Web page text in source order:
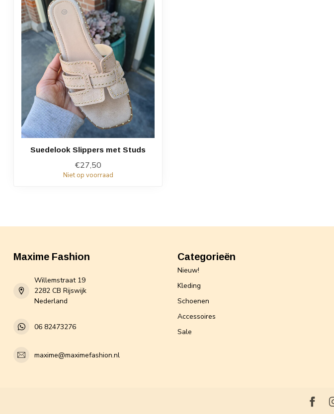
Suedelook Slippers met Studs
€27,50
Niet op voorraad
Maxime Fashion
Willemstraat 19
2282 CB Rijswijk
Nederland
06 82473276
maxime@maximefashion.nl
Categorieën
Nieuw!
Kleding
Schoenen
Accessoires
Sale